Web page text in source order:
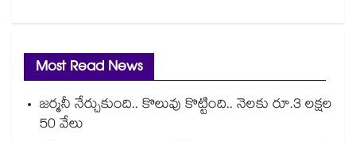
Most Read News
జర్మనీ నేర్చుకుంది.. కొలువు కొట్టింది.. నెలకు రూ.3 లక్షల
50 వేలు